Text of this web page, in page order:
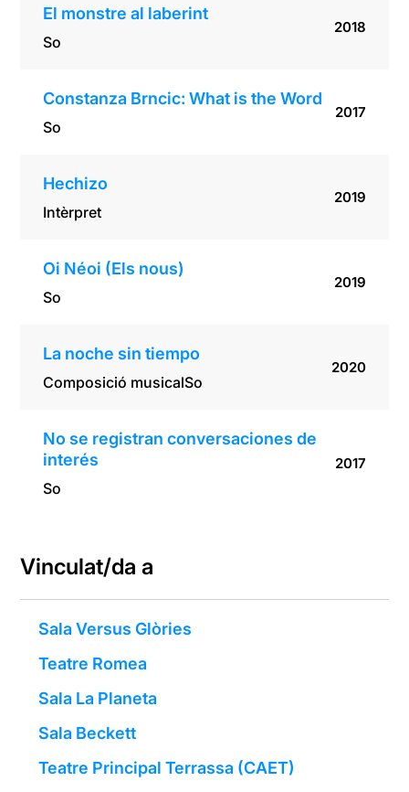
El monstre al laberint
So
2018
Constanza Brncic: What is the Word
So
2017
Hechizo
Intèrpret
2019
Oi Néoi (Els nous)
So
2019
La noche sin tiempo
Composició musicalSo
2020
No se registran conversaciones de
interés
So
2017
Vinculat/da a
Sala Versus Glòries
Teatre Romea
Sala La Planeta
Sala Beckett
Teatre Principal Terrassa (CAET)